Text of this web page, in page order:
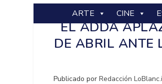
ARTE CINE
EL ADDA
DE ABRIL ANTE
Publicado porRedacción